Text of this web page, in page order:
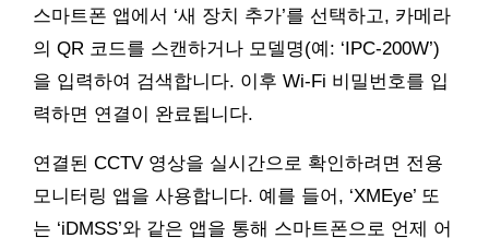
스마트폰 앱에서 ‘새 장치 추가’를 선택하고, 카메라
의 QR 코드를 스캔하거나 모델명(예: ‘IPC-200W’)
을 입력하여 검색합니다. 이후 Wi-Fi 비밀번호를 입
력하면 연결이 완료됩니다.
연결된 CCTV 영상을 실시간으로 확인하려면 전용
모니터링 앱을 사용합니다. 예를 들어, ‘XMEye’ 또
는 ‘iDMSS’와 같은 앱을 통해 스마트폰으로 언제 어